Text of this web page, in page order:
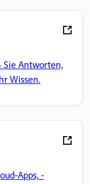
Sie Antworten,
Wissen.
Apps, -